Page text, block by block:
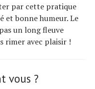
par cette pratique
et bonne humeur. Le
un long fleuve
rimer avec plaisir !
vous ?